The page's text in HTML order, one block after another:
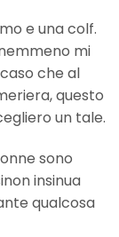
e una colf.
mi
che al
questo
un tale.
sono
insinua
qualcosa